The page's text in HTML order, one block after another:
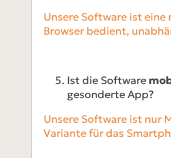
Unsere Software ist
Browser bedient,
Ist die Software
gesonderte App?
Unsere Software ist nur
Variante für das